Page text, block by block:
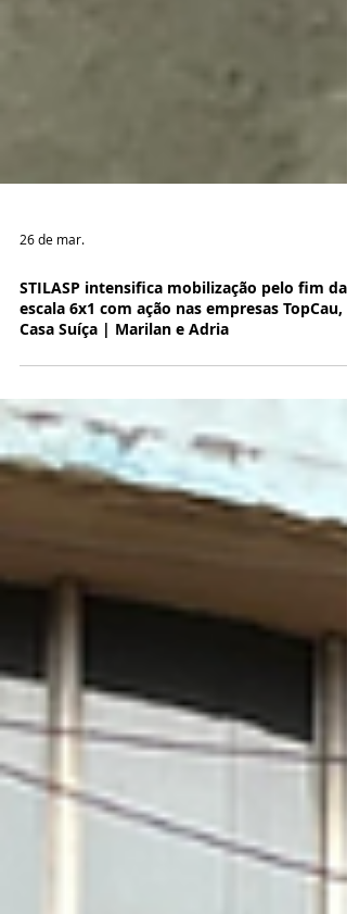
26 de mar.
escala 6x1 com ação nas empresas TopCau,
Casa Suíça | Marilan e Adria